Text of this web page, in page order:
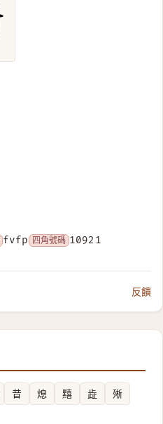
fvfp 四角號碼 10921
反饋
昔 熄 䵱 歮
㱤